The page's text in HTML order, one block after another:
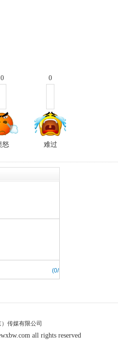
0
怒
0
难过
(0/500)
传媒有限公司
all rights reserved